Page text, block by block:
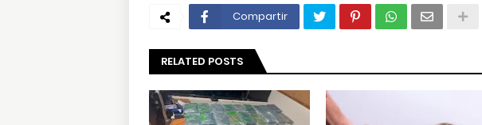
Compartir
RELATED POSTS